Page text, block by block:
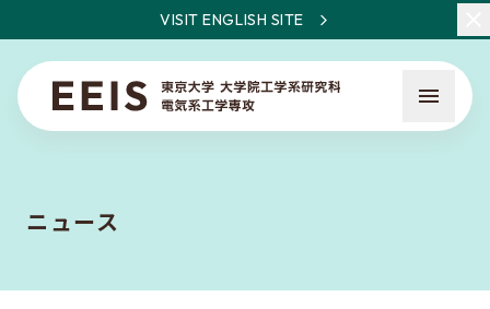
VISIT ENGLISH SITE
EEISとは
ニュース